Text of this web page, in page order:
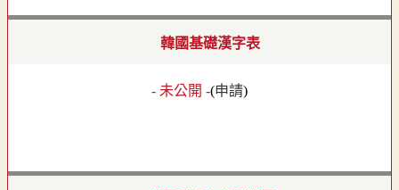
韓國基礎漢字表
- 未公開 -(申請)